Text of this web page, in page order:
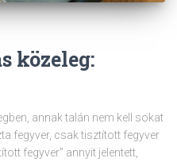
közeleg:
annak talán nem kell sokat
fegyver, csak tisztított fegyver
fegyver” annyit jelentett,